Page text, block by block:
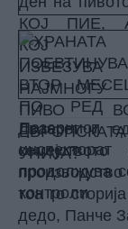
Дваесет и
производство
тоа го
дедо, Панче